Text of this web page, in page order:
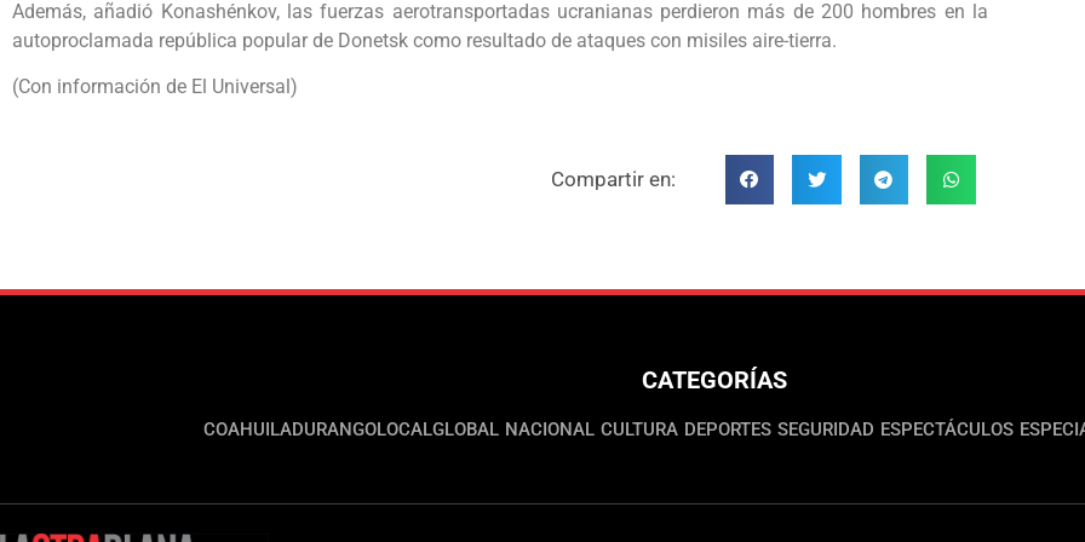
Además, añadió Konashénkov, las fuerzas aerotransportadas ucranianas perdieron más de 200 hombres en la
autoproclamada república popular de Donetsk como resultado de ataques con misiles aire-tierra.
(Con información de El Universal)
Compartir en:
CATEGORÍAS
COAHUILADURANGOLOCALGLOBAL NACIONAL CULTURA DEPORTES SEGURIDAD ESPECTÁCULOS